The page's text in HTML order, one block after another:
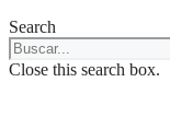
Search
Close this search box.